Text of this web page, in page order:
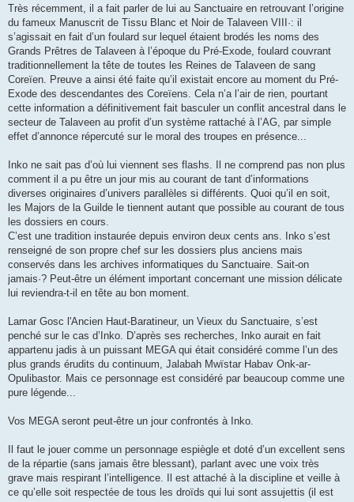
Très récemment, il a fait parler de lui au Sanctuaire en retrouvant l’origine
du fameux Manuscrit de Tissu Blanc et Noir de Talaveen VIII·: il
s’agissait en fait d’un foulard sur lequel étaient brodés les noms des
Grands Prêtres de Talaveen à l’époque du Pré-Exode, foulard couvrant
traditionnellement la tête de toutes les Reines de Talaveen de sang
Coreïen. Preuve a ainsi été faite qu’il existait encore au moment du Pré-
Exode des descendantes des Coreïens. Cela n’a l’air de rien, pourtant
cette information a définitivement fait basculer un conflit ancestral dans le
secteur de Talaveen au profit d’un système rattaché à l’AG, par simple
effet d’annonce répercuté sur le moral des troupes en présence...
Inko ne sait pas d’où lui viennent ses flashs. Il ne comprend pas non plus
comment il a pu être un jour mis au courant de tant d’informations
diverses originaires d’univers parallèles si différents. Quoi qu’il en soit,
les Majors de la Guilde le tiennent autant que possible au courant de tous
les dossiers en cours.
C’est une tradition instaurée depuis environ deux cents ans. Inko s’est
renseigné de son propre chef sur les dossiers plus anciens mais
conservés dans les archives informatiques du Sanctuaire. Sait-on
jamais·? Peut-être un élément important concernant une mission délicate
lui reviendra-t-il en tête au bon moment.
Lamar Gosc l'Ancien Haut-Baratineur, un Vieux du Sanctuaire, s’est
penché sur le cas d’Inko. D’après ses recherches, Inko aurait en fait
appartenu jadis à un puissant MEGA qui était considéré comme l’un des
plus grands érudits du continuum, Jalabah Mwïstar Habav Onk-ar-
Opulibastor. Mais ce personnage est considéré par beaucoup comme une
pure légende...
Vos MEGA seront peut-être un jour confrontés à Inko.
Il faut le jouer comme un personnage espiègle et doté d’un excellent sens
de la répartie (sans jamais être blessant), parlant avec une voix très
grave mais respirant l’intelligence. Il est attaché à la discipline et veille à
ce qu’elle soit respectée de tous les droïds qui lui sont assujettis (il est